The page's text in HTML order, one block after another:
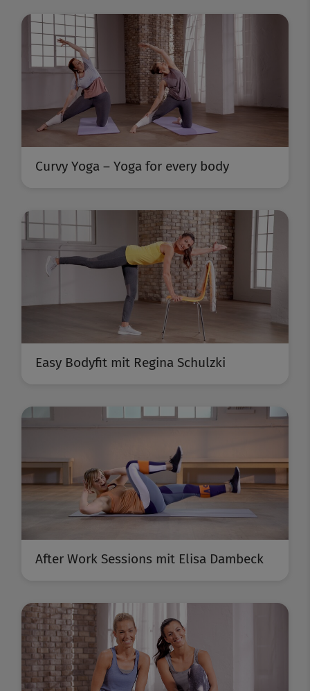
Curvy Yoga – Yoga for every body
Easy Bodyfit mit Regina Schulzki
After Work Sessions mit Elisa Dambeck